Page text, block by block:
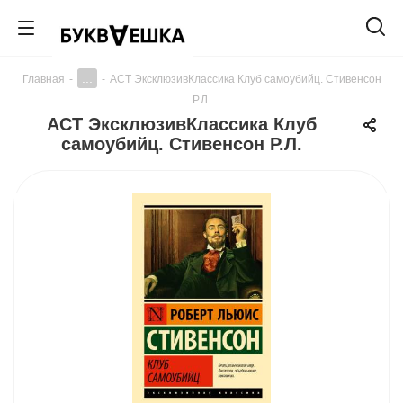
Главная - - АСТ ЭксклюзивКлассика Клуб самоубийц. Стивенсон
Р.Л.
АСТ ЭксклюзивКлассика Клуб
самоубийц. Стивенсон Р.Л.